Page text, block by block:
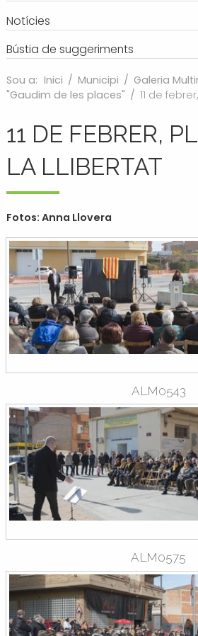
Notícies
Bústia de suggeriments
Sou a: Inici / Municipi / Galeria
"Gaudim de les places" / 11 de
11 DE FEBRER,
LA LLIBERTAT
Fotos: Anna Llovera
ALM0543
ALM0575